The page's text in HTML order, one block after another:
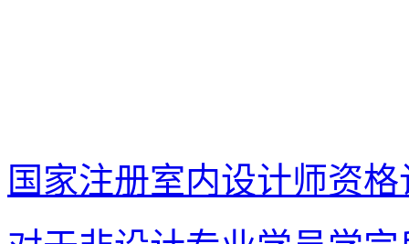
国家注册室内设计师资格